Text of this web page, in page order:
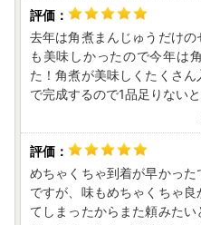
【寄付金受領証明書の発送に
2020年4月より志布志市よ
（ワンストップ特例申請書希
す）
確定申告にて必要となりま
す。
去年は角煮まんじゅうだけ
も美味しかったので今年は
た！角煮が美味しくたくさ
で完成するので1品足りない
めちゃくちゃ到着が早かっ
ですが、味もめちゃくちゃ
てしまったからまた頼みた